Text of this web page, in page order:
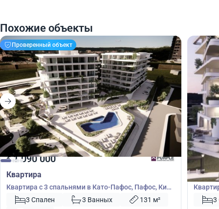
Похожие объекты
Проверенный объект
€1 090 000
Квартира
Квартира с 3 спальнями в Като-Пафос, Пафос, Кипр
№ 84073 Спален 3 Ванных
131 м²
€1
№
3